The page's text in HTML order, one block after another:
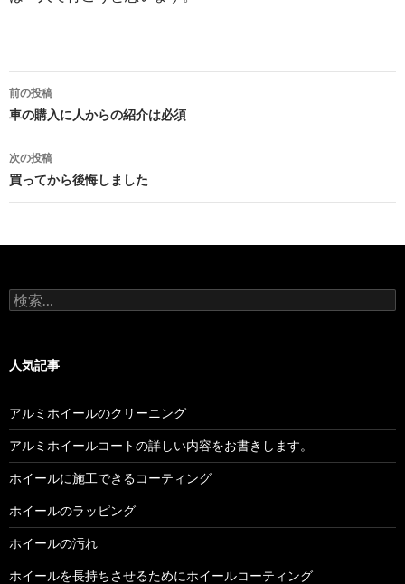
投
稿
ナ
ビ
ゲ
ー
ョ
前の投稿
車の購入に人からの紹介は必須
次の投稿
買ってから後悔しました
検
索:
人気記事
アルミホイールのクリーニング
アルミホイールコートの詳しい内容をお書きします。
ホイールに施工できるコーティング
ホイールのラッピング
ホイールの汚れ
ホイールを長持ちさせるためにホイールコーティング